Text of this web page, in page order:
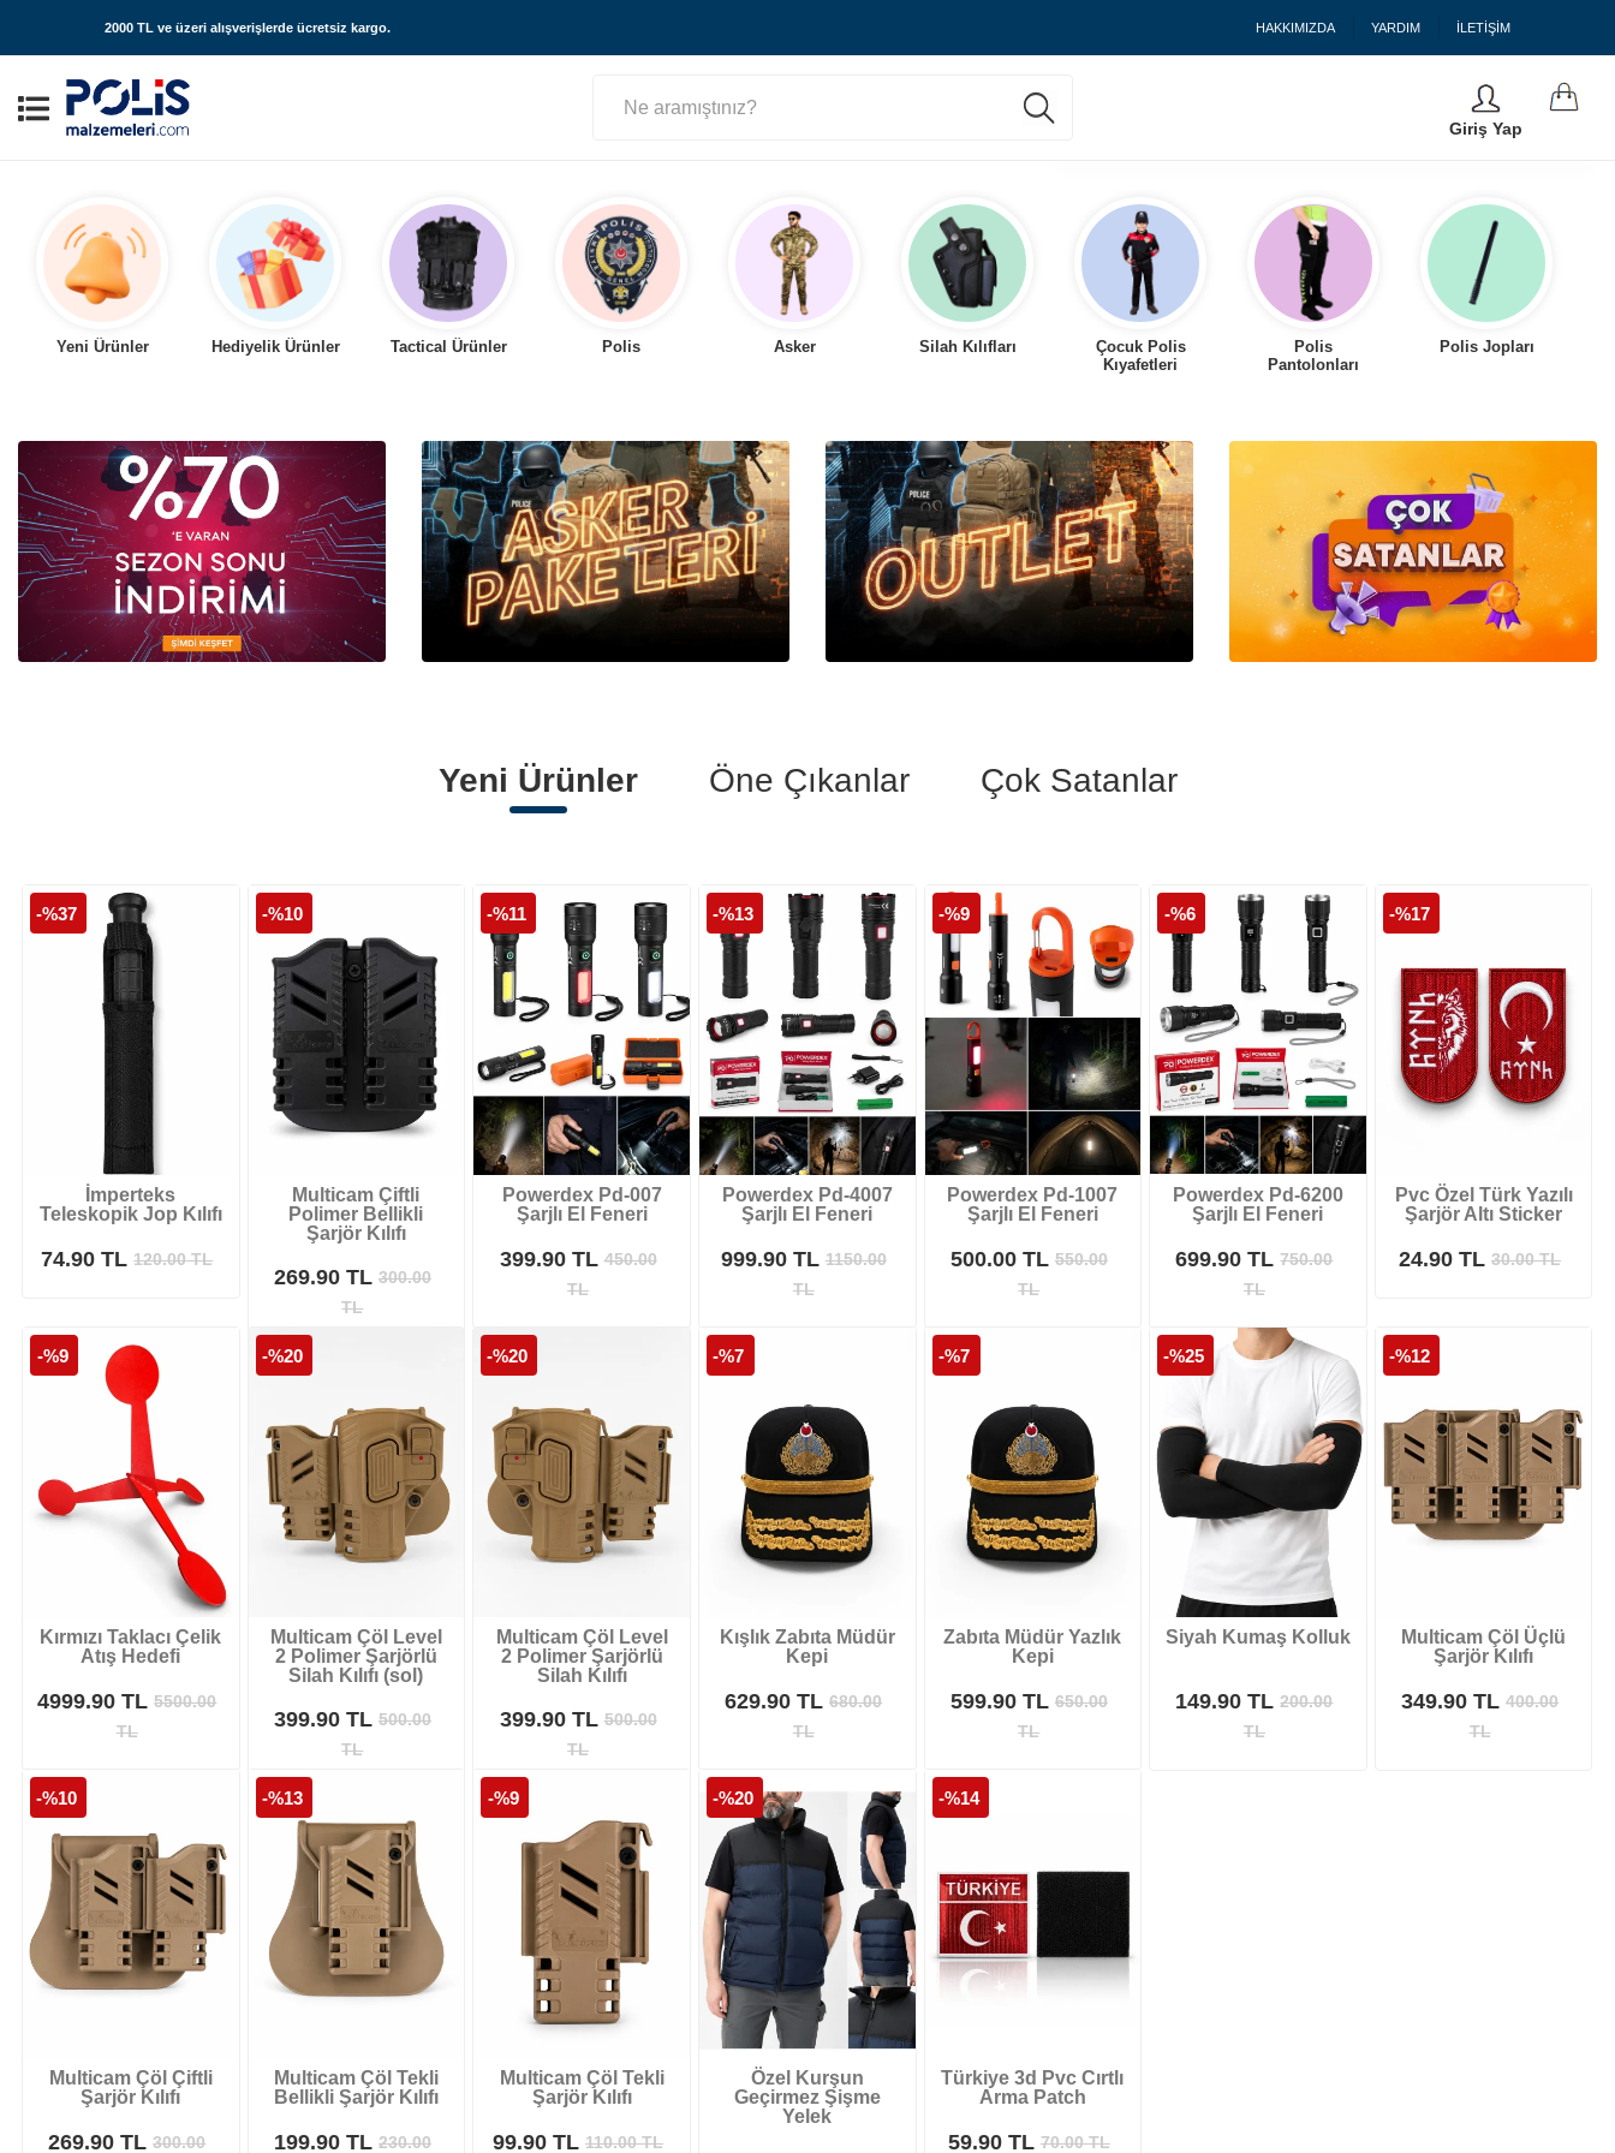
2000 TL ve üzeri alışverişlerde ücretsiz kargo. HAKKIMIZDA YARDIM İLETİŞİM
Giriş Yap
Yeni Ürünler Hediyelik Ürünler Tactical Ürünler Polis Asker Silah Kılıfları
Çocuk Polis
Kıyafetleri
Polis
Pantolonları
Polis Jopları
Polis Armaları Polis Palaskaları Polis Montları Polis Botları Polis Kelepçeleri Polis Tişörtleri Polis Cüzdanları
Polis Şapka ve
Kepleri
Yeni Ürünler Öne Çıkanlar Çok Satanlar
-%37
İmperteks
Teleskopik Jop Kılıfı
74.90 TL120.00TL
-%10
Multicam Çiftli
Polimer Bellikli
Şarjör Kılıfı
269.90 TL 300.00
TL
-%11
Powerdex Pd-007
Şarjlı El Feneri
399.90 TL 450.00
TL
-%13
Powerdex Pd-4007
Şarjlı El Feneri
999.90 TL 1150.00
TL
-%9
Powerdex Pd-1007
Şarjlı El Feneri
500.00 TL 550.00
TL
-%6
Powerdex Pd-6200
Şarjlı El Feneri
699.90 TL750.00
TL
-%17
Pvc Özel Türk Yazılı
Şarjör Altı Sticker
24.90 TL30.00TL
-%9
Kırmızı Taklacı Çelik
Atış Hedefi
4999.90 TL5500.00
TL
-%20
Multicam Çöl Level
2 Polimer Şarjörlü
Silah Kılıfı (sol)
399.90 TL 500.00
TL
-%20
Multicam Çöl Level
2 Polimer Şarjörlü
Silah Kılıfı
399.90 TL 500.00
TL
-%7
Kışlık Zabıta Müdür
Kepi
629.90 TL680.00
TL
-%7
Zabıta Müdür Yazlık
Kepi
599.90 TL 650.00
TL
-%25
Siyah Kumaş Kolluk
149.90 TL200.00
TL
-%12
Multicam Çöl Üçlü
Şarjör Kılıfı
349.90 TL400.00
TL
-%10
Multicam Çöl Çiftli
Şarjör Kılıfı
269.90 TL300.00
-%13
Multicam Çöl Tekli
Bellikli Şarjör Kılıfı
199.90 TL 230.00
-%9
Multicam Çöl Tekli
Şarjör Kılıfı
99.90 TL110.00TL
-%20
Özel Kurşun
Geçirmez Şişme
Yelek
-%14
Türkiye 3d Pvc Cırtlı
Arma Patch
59.90 TL 70.00TL